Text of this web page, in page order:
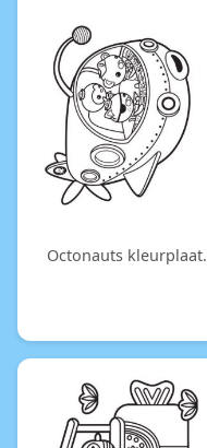
Octonauts kleurplaat.